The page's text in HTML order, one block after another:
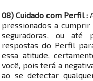
08) Cuidado com Perfil :
pressionados a
seguradoras, ou até
respostas do Perfil
essa atitude,
você, pois terá a
ao se detectar